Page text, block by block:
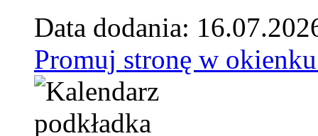
Data dodania:
Promuj stronę w